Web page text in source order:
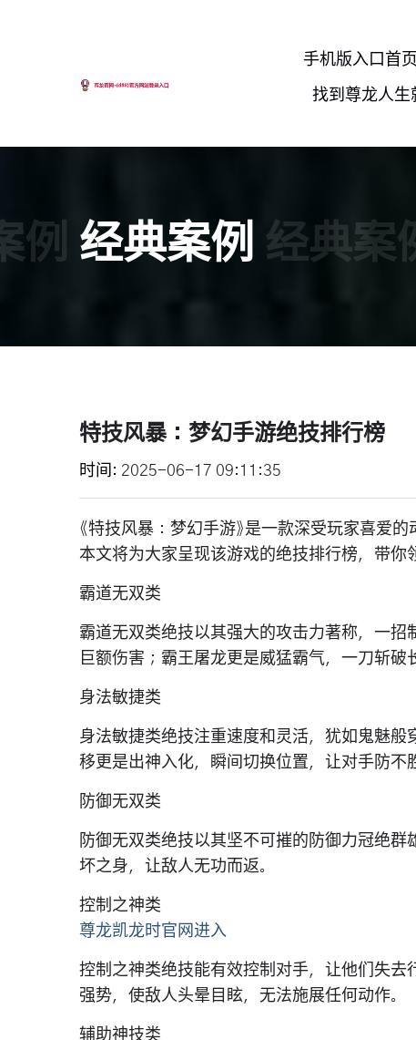
手机版入口首页
找到尊龙人生
例 经典案例 经典案
特技风暴：梦幻手游绝技排行榜
时间 2025-06-17 09:11:35
《特技风暴：梦幻手游》是一款深受玩家喜爱
本文将为大家呈现该游戏的绝技排行榜，带你
霸道无双类
霸道无双类绝技以其强大的攻击力著称，一
巨额伤害；霸王屠龙更是威猛霸气，一刀斩破
身法敏捷类
身法敏捷类绝技注重速度和灵活，犹如鬼魅
移更是出神入化，瞬间切换位置，让对手防不
防御无双类
防御无双类绝技以其坚不可摧的防御力冠绝
坏之身，让敌人无功而返。
控制之神类
尊龙凯龙时官网进入
控制之神类绝技能有效控制对手，让他们失
强势，使敌人头晕目眩，无法施展任何动作。
辅助神技类